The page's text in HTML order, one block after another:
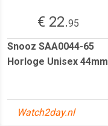
€ 22.95
Snooz SAA0044-65
Horloge Unisex 44mm
Watch2day.nl